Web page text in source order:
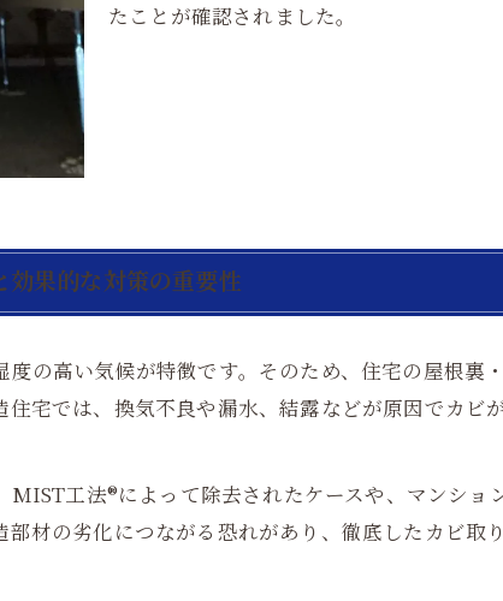
たことが確認されました。
効果的な対策の重要性
の高い気候が特徴です。そのため、住宅の屋根裏
宅では、換気不良や漏水、結露などが原因でカビ
工法®によって除去されたケースや、マンシ
材の劣化につながる恐れがあり、徹底したカビ取